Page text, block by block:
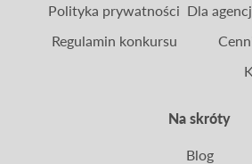
Na skróty
Polityka prywatności
Regulamin konkursu
Dla
Blog